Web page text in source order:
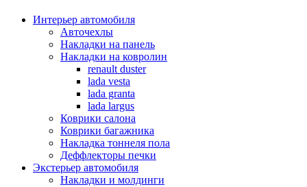
Интерьер автомобиля
Авточехлы
Накладки на панель
Накладки на ковролин
renault duster
lada vesta
lada granta
lada largus
Коврики салона
Коврики багажника
Накладка тоннеля пола
Деффлекторы печки
Экстерьер автомобиля
Накладки и молдинги